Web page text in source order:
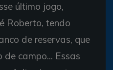
último jogo,
Roberto, tendo
de reservas, que
campo... Essas